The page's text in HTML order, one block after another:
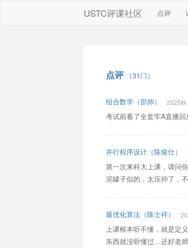
USTC评课社区 点评
点评（31门）
组合数学（邵帅） 2025秋
考试前看了全套牢A直播
并行程序设计（陈俊仕）
第一次来科大上课，请问
泥罐子似的，太压抑了，
最优化算法（陈士祥）
上课根本听不懂，就是定
东西就没听懂过…还好老